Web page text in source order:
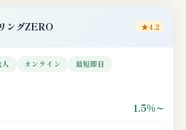
ングZERO ★4.2
人 オンライン
最短即日
1.5%〜